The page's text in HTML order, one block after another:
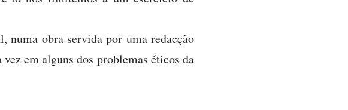
numa obra servida por uma redacção
em alguns dos problemas éticos da